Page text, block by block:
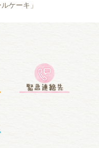
ケーキ」